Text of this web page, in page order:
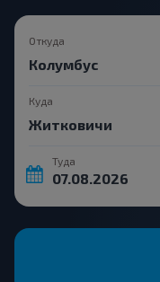
Откуда
Куда
Туда